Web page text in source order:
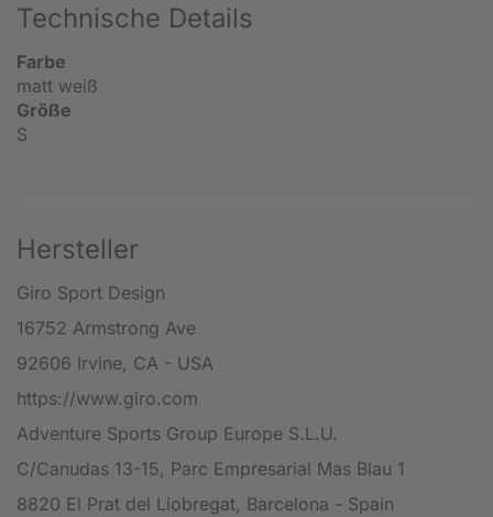
Technische Details
Farbe
matt weiß
Größe
S
Hersteller
Giro Sport Design
16752 Armstrong Ave
92606 Irvine, CA - USA
https://www.giro.com
Adventure Sports Group Europe S.L.U.
C/Canudas 13-15, Parc Empresarial Mas Blau 1
8820 El Prat del Liobregat, Barcelona - Spain